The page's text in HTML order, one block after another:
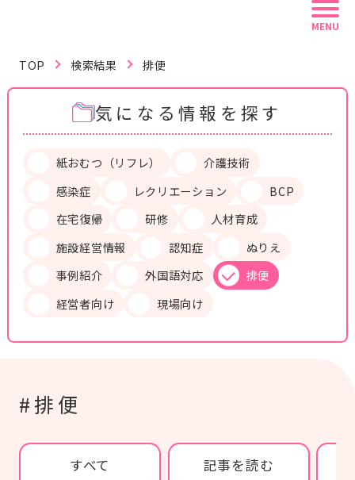
MENU
記事を読む 動画で学ぶ 資料を探す
リフレ白書
キーワードから探す
#紙おむつ（リフレ） #介護技術
#レクリエーション
#BCP
#在宅復帰
#外国語対応
#現場向け
カタログ・使い方ガイド
TOP 検索結果 排便
気になる情報を探す
紙おむつ（リフレ）
介護技術
感染症
レクリエーション
BCP
在宅復帰
研修
人材育成
施設経営情報
認知症
ぬりえ
事例紹介
外国語対応
排便
経営者向け
現場向け
#排便
すべて 記事を読む